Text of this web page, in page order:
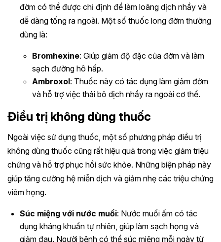
đờm có thể được chỉ định để làm loãng dịch nhầy và
dễ dàng tống ra ngoài. Một số thuốc long đờm thường
dùng là:
Bromhexine: Giúp giảm độ đặc của đờm và làm
sạch đường hô hấp.
Ambroxol: Thuốc này có tác dụng làm giảm đờm
và hỗ trợ việc thải bỏ dịch nhầy ra ngoài cơ thể.
Điều trị không dùng thuốc
Ngoài việc sử dụng thuốc, một số phương pháp điều trị
không dùng thuốc cũng rất hiệu quả trong việc giảm triệu
chứng và hỗ trợ phục hồi sức khỏe. Những biện pháp này
giúp tăng cường hệ miễn dịch và giảm nhẹ các triệu chứng
viêm họng.
Súc miệng với nước muối: Nước muối ấm có tác
dụng kháng khuẩn tự nhiên, giúp làm sạch họng và
giảm đau. Người bệnh có thể súc miệng mỗi ngày từ